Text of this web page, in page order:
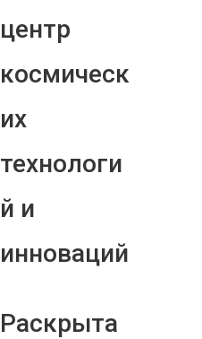
центр
космическ
их
технологи
й и
инноваций
Раскрыта